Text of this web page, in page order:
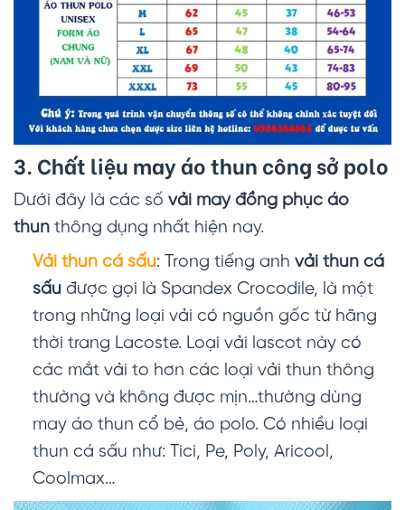
3. Chất liệu may áo thun công sở polo
Dưới đây là các số vải may đồng phục áo
thun thông dụng nhất hiện nay.
Vải thun cá sấu: Trong tiếng anh vải thun cá
sấuđược gọi là Spandex Crocodile, là một
trong những loại vải có nguồn gốc từ hãng
thời trang Lacoste. Loại vải lascot này có
các mắt vải to hơn các loại vải thun thông
thường và không được mịn…thường dùng
may áo thun cổ bẻ, áo polo. Có nhiều loại
thun cá sấu như: Tici, Pe, Poly, Aricool,
Coolmax…